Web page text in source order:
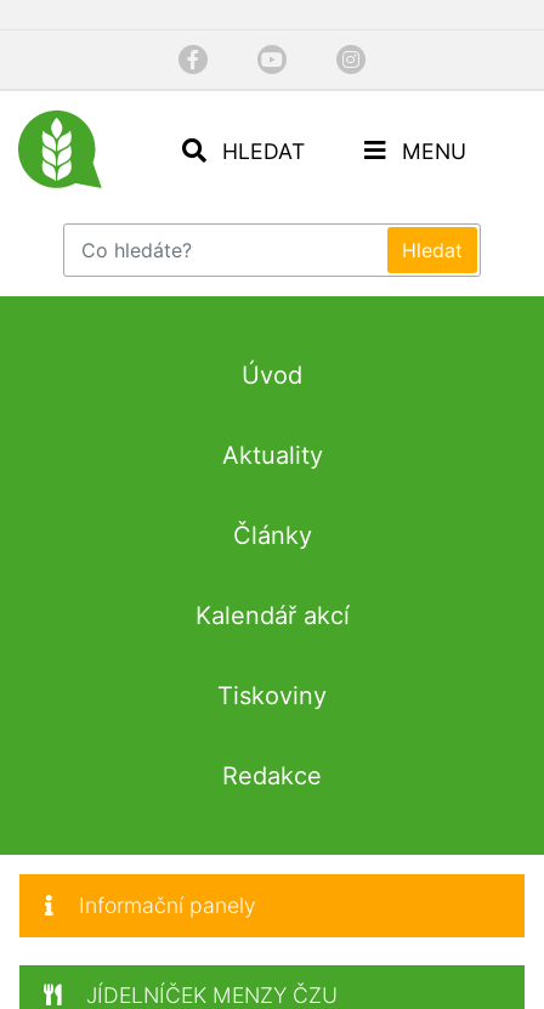
HLEDAT MENU
Úvod
Aktuality
Články
Kalendář akcí
Tiskoviny
Redakce
Informační panely
JÍDELNÍČEK MENZY ČZU